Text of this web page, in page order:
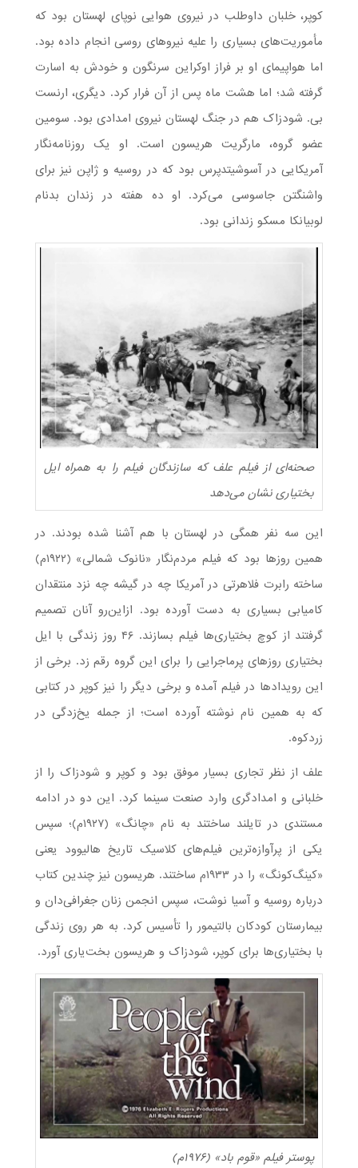
کوپر، خلبان داوطلب در نیروی هوایی نوپای لهستان بود که
مأموریت‌های بسیاری را علیه نیروهای روسی انجام داده بود.
اما هواپیمای او بر فراز اوکراین سرنگون و خودش به اسارت
گرفته شد؛ اما هشت ماه پس از آن فرار کرد. دیگری، ارنست
بی. شودزاک هم در جنگ لهستان نیروی امدادی بود. سومین
عضو گروه، مارگریت هریسون است. او یک روزنامه‌نگار
آمریکایی در آسوشیتدپرس بود که در روسیه و ژاپن نیز برای
واشنگتن جاسوسی می‌کرد. او ده هفته در زندان بدنام
لوبیانکا مسکو زندانی بود.
صحنه‌ای از فیلم علف که سازندگان فیلم را به همراه ایل
بختیاری نشان می‌دهد
این سه نفر همگی در لهستان با هم آشنا شده بودند. در
همین روزها بود که فیلم مردم‌نگار «نانوک شمالی» (۱۹۲۲م)
ساخته رابرت فلاهرتی در آمریکا چه در گیشه چه نزد منتقدان
کامیابی بسیاری به دست آورده بود. ازاین‌رو آنان تصمیم
گرفتند از کوچ بختیاری‌ها فیلم بسازند. ۴۶ روز زندگی با ایل
بختیاری روزهای پرماجرایی را برای این گروه رقم زد. برخی از
این رویدادها در فیلم آمده و برخی دیگر را نیز کوپر در کتابی
که به همین نام نوشته آورده است؛ از جمله یخ‌زدگی در
زردکوه.
علف از نظر تجاری بسیار موفق بود و کوپر و شودزاک را از
خلبانی و امدادگری وارد صنعت سینما کرد. این دو در ادامه
مستندی در تایلند ساختند به نام «چانگ» (۱۹۲۷م)؛ سپس
یکی از پرآوازه‌ترین فیلم‌های کلاسیک تاریخ هالیوود یعنی
«کینگ‌کونگ» را در ۱۹۳۳م ساختند. هریسون نیز چندین کتاب
درباره روسیه و آسیا نوشت، سپس انجمن زنان جغرافی‌دان و
بیمارستان کودکان بالتیمور را تأسیس کرد. به هر روی زندگی
با بختیاری‌ها برای کوپر، شودزاک و هریسون بخت‌یاری آورد.
پوستر فیلم «قوم باد» (۱۹۷۶م)